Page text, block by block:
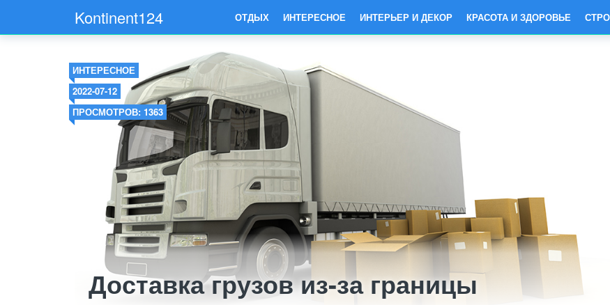
Kontinent124 ОТДЫХ ИНТЕРЕСНОЕ ИНТЕРЬЕР И ДЕКОР КРАСОТА И ЗДОРОВЬЕ
ИНТЕРЕСНОЕ
2022-07-12
ПРОСМОТРОВ: 1363
Доставка грузов из-за границы